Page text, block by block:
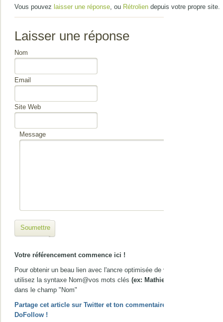
Vous pouvez laisser une réponse, ou Rétrolien depuis votre propre site.
Laisser une réponse
Nom
Email
Site Web
Message
Soumettre
Votre référencement commence ici !
Pour obtenir un beau lien avec l'ancre optimisée de votre choix,
utilisez la syntaxe Nom@vos mots clés (ex: Mathieu@gîte Nice)
dans le champ "Nom"
Partage cet article sur Twitter et ton commentaire passera en
DoFollow !